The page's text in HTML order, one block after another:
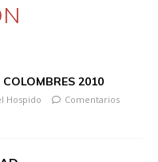
2010
Hospido
Comentarios